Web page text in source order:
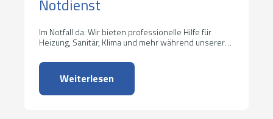
Notdienst
Im Notfall da: Wir bieten professionelle Hilfe für
Heizung, Sanitär, Klima und mehr während unserer
Weiterlesen